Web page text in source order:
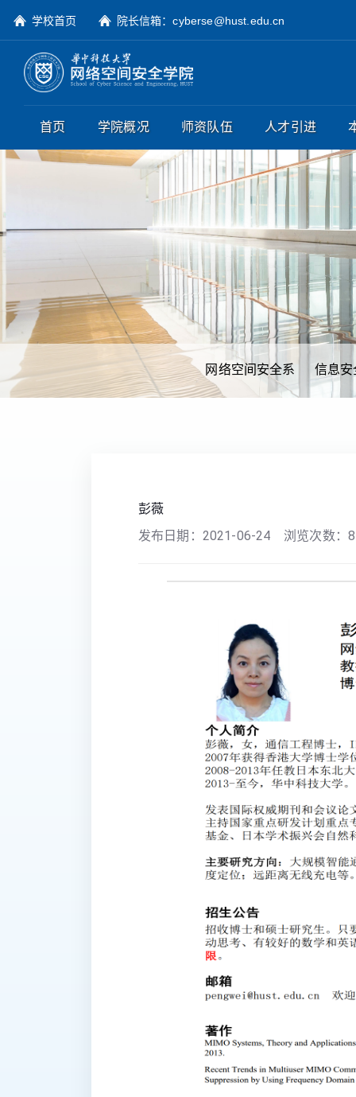
学校首页 院长信箱：cyberse@hust.edu.cn
首页 学院概况 师资队伍 人才引进
网络空间安全系 信息安
彭薇
发布日期： 2021-06-24 浏览次数：